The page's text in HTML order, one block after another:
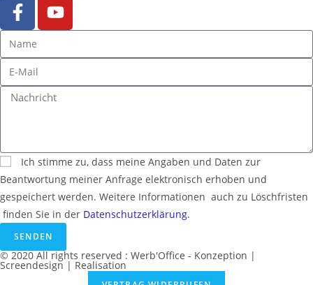
Ich stimme zu, dass meine Angaben und Daten zur
Beantwortung meiner Anfrage elektronisch erhoben und
gespeichert werden. Weitere Informationen ­ auch zu Löschfristen
­ finden Sie in der Datenschutzerklärung.
SENDEN
© 2020 All rights reserved : Werb'Office - Konzeption |
Screendesign | Realisation